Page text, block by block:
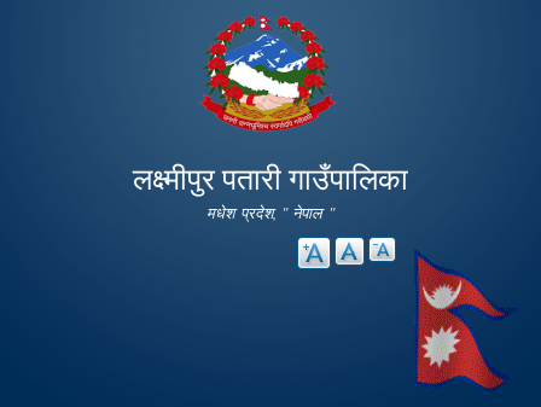
main
content
लक्ष्मीपुर पतारी गाउँपालिका
मधेश प्रदेश, " नेपाल "